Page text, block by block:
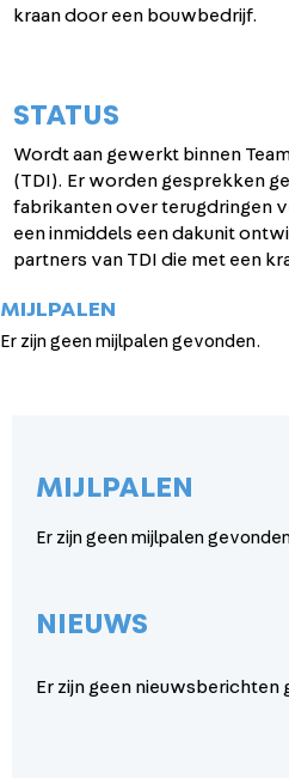
kraan door een bouwbedrijf.
STATUS
Wordt aan gewerkt binnen
(TDI). Er worden gesprekken
fabrikanten over terugdringen
een inmiddels een dakunit
partners van TDI die met een
MIJLPALEN
Er zijn geen mijlpalen gevonden.
NIEUWS
Er zijn geen nieuwsberichten
MIJLPALEN
Er zijn geen mijlpalen